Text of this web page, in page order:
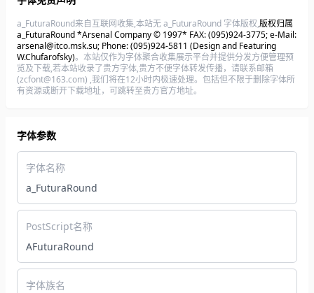
a_FuturaRound来自互联网收集,本站无 a_FuturaRound 字体版权,版权归属
a_FuturaRound *Arsenal Company © 1997* FAX: (095)924-3775; e-Mail:
arsenal@itco.msk.su; Phone: (095)924-5811 (Design and Featuring
W.Chufarofsky)。本站仅作为字体聚合收集展示平台并提供分发方便管理预
览及下载,若本站收录了贵方字体,贵方不便字体转发传播，请联系邮箱
(zcfont@163.com) ,我们将在12小时内极速处理。包括但不限于删除字体所
有资源或断开下载地址，可跳转至贵方官方地址。
字体参数
字体名称
a_FuturaRound
PostScript名称
AFuturaRound
字体族名